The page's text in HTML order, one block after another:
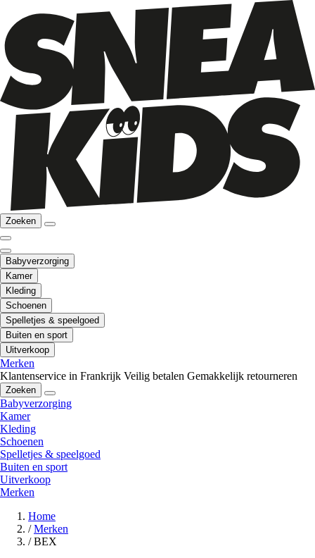
Zoeken
Babyverzorging
Kamer
Kleding
Schoenen
Spelletjes & speelgoed
Buiten en sport
Uitverkoop
Merken
Klantenservice in Frankrijk Veilig betalen Gemakkelijk retourneren
Zoeken
Babyverzorging
Kamer
Kleding
Schoenen
Spelletjes & speelgoed
Buiten en sport
Uitverkoop
Merken
Home
/ Merken
/ BEX